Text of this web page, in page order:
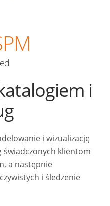
i
i wizualizację
świadczonych klientom
a następnie
i śledzenie